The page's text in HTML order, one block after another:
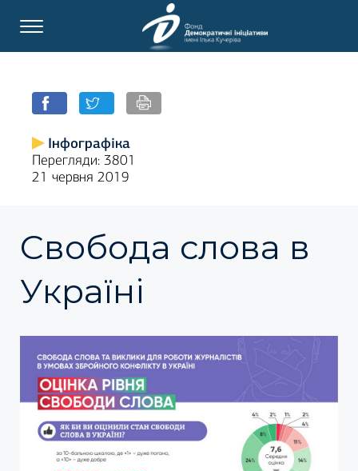
Інфографіка
Перегляди: 3801
21 червня 2019
Свобода слова в
Україні